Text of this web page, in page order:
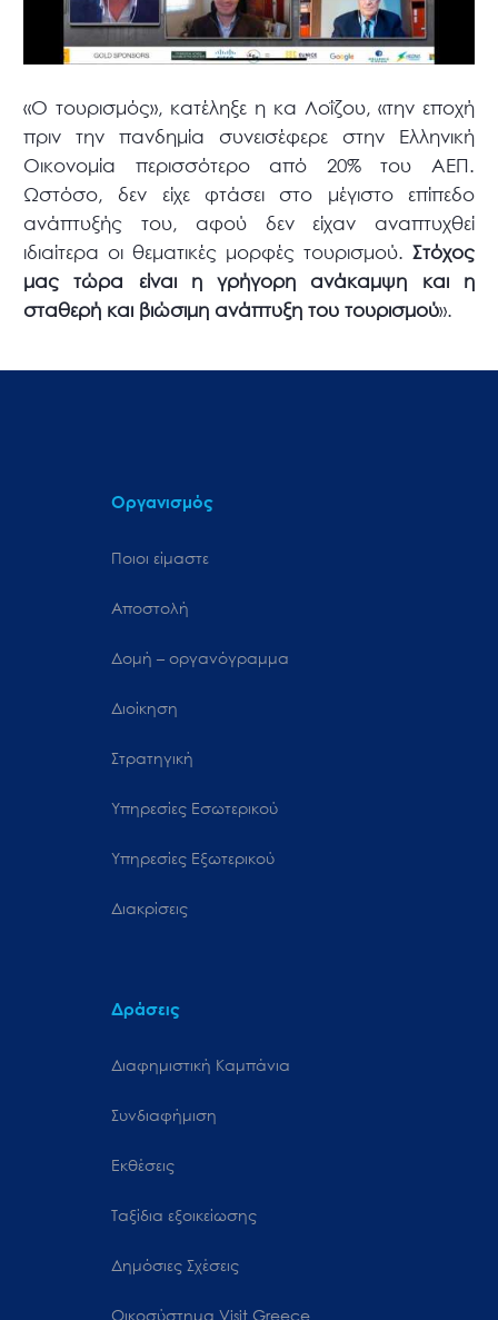
«Ο τουρισμός», κατέληξε η κα Λοΐζου, «την εποχή
πριν την πανδημία συνεισέφερε στην Ελληνική
Οικονομία περισσότερο από 20% του ΑΕΠ.
Ωστόσο, δεν είχε φτάσει στο μέγιστο επίπεδο
ανάπτυξής του, αφού δεν είχαν αναπτυχθεί
ιδιαίτερα οι θεματικές μορφές τουρισμού. Στόχος
μας τώρα είναι η γρήγορη ανάκαμψη και η
σταθερή και βιώσιμη ανάπτυξη του τουρισμού».
Οργανισμός
Ποιοι είμαστε
Αποστολή
Δομή – οργανόγραμμα
Διοίκηση
Στρατηγική
Υπηρεσίες Εσωτερικού
Υπηρεσίες Εξωτερικού
Διακρίσεις
Δράσεις
Διαφημιστική Καμπάνια
Συνδιαφήμιση
Εκθέσεις
Ταξίδια εξοικείωσης
Δημόσιες Σχέσεις
Oικοσύστημα Visit Greece